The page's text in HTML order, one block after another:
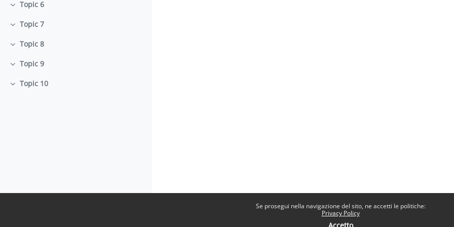
Se prosegui nella navigazione del sito, ne accetti le politiche:
Privacy Policy
Minimizza
Topic 6
Minimizza
Topic 7
Minimizza
Topic 8
Minimizza
Topic 9
Minimizza
Topic 10